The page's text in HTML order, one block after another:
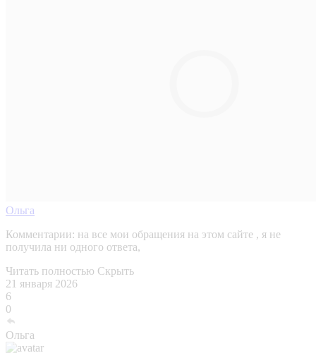
Ольга
Комментарии: на все мои обращения на этом сайте , я не
получила ни одного ответа,
Читать полностью Скрыть
21 января 2026
6
0
Ольга